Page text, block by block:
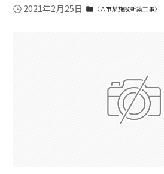
2021年2月25日 folder 〈Ａ市某施設新築工事〉